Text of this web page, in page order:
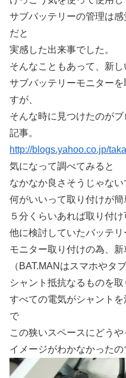
サブバッテリーの管理は
だと
実感した出来事でした。
そんなこともあって、新
サブバッテリーモニター
すが、
そんな時に見つけたのが
記事。
http://blogs.yahoo.co.jp/
気になって調べてみると
なかなか良さそうじゃない
何がいいって取り付けが簡
５分くらいあれば取り付け
他に検討していたバッテリ
モニター取り付けの為、
（BAT.MANはスマホやタ
シャント抵抗なるものを
すべての電気がシャント
で
この狭いスペースにどう
イメージがわかなかったの